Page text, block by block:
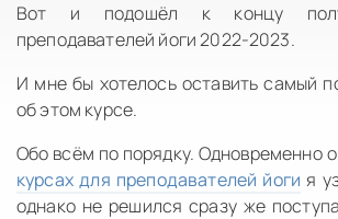
Вот и подошёл к концу
преподавателей йоги 2022-2023.
И мне бы хотелось оставить самый
об этом курсе.
Обо всём по порядку. Одновременно
курсах для преподавателей йоги я
однако не решился сразу же